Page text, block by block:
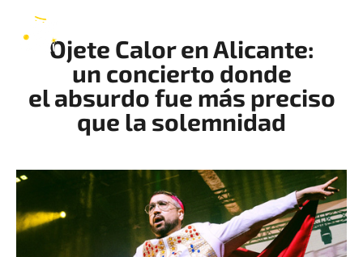
Ojete Calor en Alicante:
un concierto donde
el absurdo fue más preciso
que la solemnidad